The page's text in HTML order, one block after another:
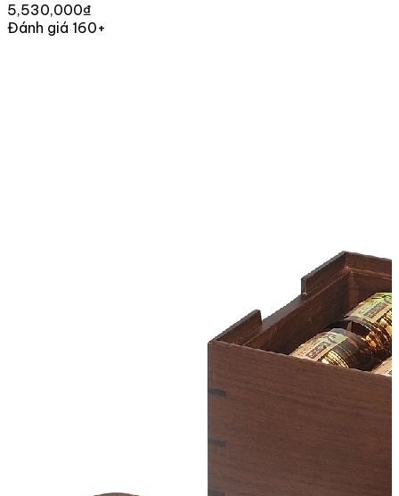
5,530,000₫
Đánh giá 160+